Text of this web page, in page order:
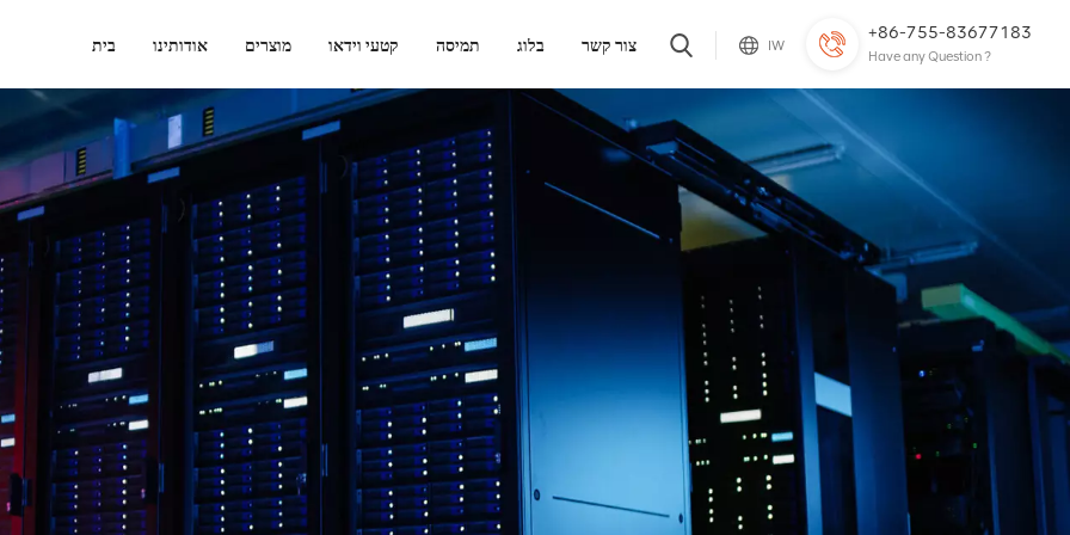
+86-755-83677183
Have any Question ?
IW בית אודותינו מוצרים קטעי וידאו תמיסה בלוג צור קשר